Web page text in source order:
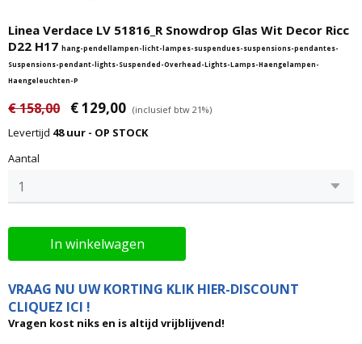
Linea Verdace LV 51816_R Snowdrop Glas Wit Decor Ricc
D22 H17 hang-pendellampen-licht-lampes-suspendues-suspensions-pendantes-
Suspensions-pendant-lights-Suspended-Overhead-Lights-Lamps-Haengelampen-
Haengeleuchten-P
€ 158,00 € 129,00 (inclusief btw 21%)
Levertijd 48 uur - OP STOCK
Aantal
In winkelwagen
VRAAG NU UW KORTING KLIK HIER-DISCOUNT
CLIQUEZ ICI !
Vragen kost niks en is altijd vrijblijvend!